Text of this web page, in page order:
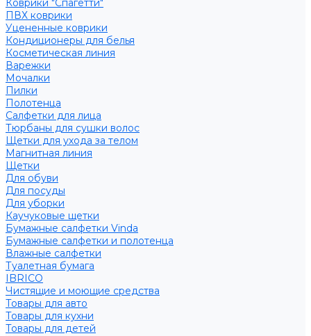
Коврики "Спагетти"
ПВХ коврики
Уцененные коврики
Кондиционеры для белья
Косметическая линия
Варежки
Мочалки
Пилки
Полотенца
Салфетки для лица
Тюрбаны для сушки волос
Щетки для ухода за телом
Магнитная линия
Щетки
Для обуви
Для посуды
Для уборки
Каучуковые щетки
Бумажные салфетки Vinda
Бумажные салфетки и полотенца
Влажные салфетки
Туалетная бумага
IBRICO
Чистящие и моющие средства
Товары для авто
Товары для кухни
Товары для детей